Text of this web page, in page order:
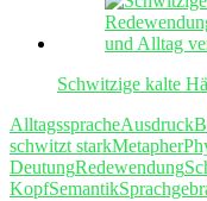
Schwitzige kalte
AlltagsspracheAusdruck
schwitzt starkMetapher
DeutungRedewendung
KopfSemantik